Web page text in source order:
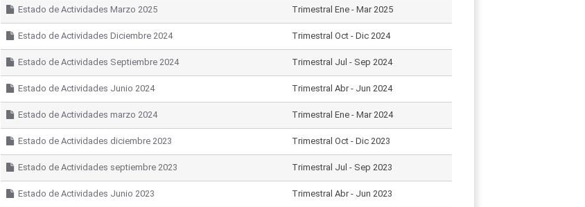
Estado de Actividades Marzo 2025 Trimestral Ene - Mar 2025
Estado de Actividades Diciembre 2024 Trimestral Oct - Dic 2024
Estado de Actividades Septiembre 2024 Trimestral Jul - Sep 2024
Estado de Actividades Junio 2024 Trimestral Abr - Jun 2024
Estado de Actividades marzo 2024 Trimestral Ene - Mar 2024
Estado de Actividades diciembre 2023 Trimestral Oct - Dic 2023
Estado de Actividades septiembre 2023 Trimestral Jul - Sep 2023
Estado de Actividades Junio 2023 Trimestral Abr - Jun 2023